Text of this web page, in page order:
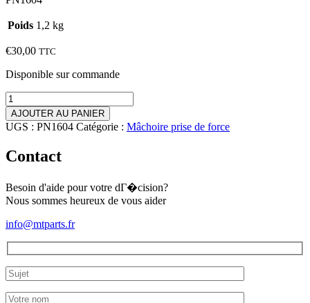
Poids 1,2 kg
€30,00 TTC
Disponible sur commande
quantité
de
Mâchoire
prise
force
1
1/8"
AJOUTER AU PANIER
UGS : PN1604 Catégorie : Mâchoire prise de force
Contact
Besoin d'aide pour votre dГ�cision?
Nous sommes heureux de vous aider
info@mtparts.fr